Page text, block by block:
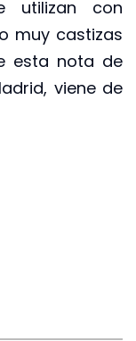
utilizan con
muy castizas
esta nota de
viene de